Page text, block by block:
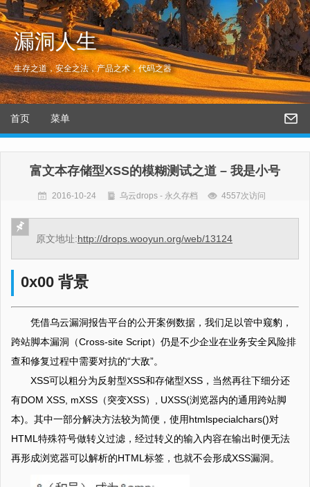
漏洞人生
生存之道，安全之法，产品之术，代码之器
首页 菜单
富文本存储型XSS的模糊测试之道 – 我是小号
2016-10-24 乌云drops - 永久存档 4557次访问
原文地址:http://drops.wooyun.org/web/13124
0x00 背景
凭借乌云漏洞报告平台的公开案例数据，我们足以管中窥豹，
跨站脚本漏洞（Cross-site Script）仍是不少企业在业务安全风险排
查和修复过程中需要对抗的“大敌”。
XSS可以粗分为反射型XSS和存储型XSS，当然再往下细分还
有DOM XSS, mXSS（突变XSS）, UXSS(浏览器内的通用跨站脚
本)。其中一部分解决方法较为简便，使用htmlspecialchars()对
HTML特殊符号做转义过滤，经过转义的输入内容在输出时便无法
再形成浏览器可以解析的HTML标签，也就不会形成XSS漏洞。